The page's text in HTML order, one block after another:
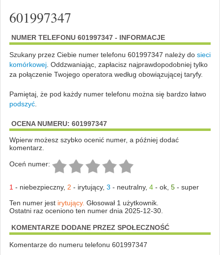
601997347
NUMER TELEFONU 601997347 - INFORMACJE
Szukany przez Ciebie numer telefonu 601997347 należy do sieci
komórkowej. Oddzwaniając, zapłacisz najprawdopodobniej tylko
za połączenie Twojego operatora według obowiązującej taryfy.
Pamiętaj, że pod każdy numer telefonu można się bardzo łatwo
podszyć.
OCENA NUMERU: 601997347
Wpierw możesz szybko ocenić numer, a później dodać
komentarz.
Oceń numer:
1 - niebezpieczny, 2 - irytujący, 3 - neutralny, 4- ok, 5- super
Ten numer jest irytujący. Głosował 1 użytkownik.
Ostatni raz oceniono ten numer dnia 2025-12-30.
KOMENTARZE DODANE PRZEZ SPOŁECZNOŚĆ
Komentarze do numeru telefonu 601997347